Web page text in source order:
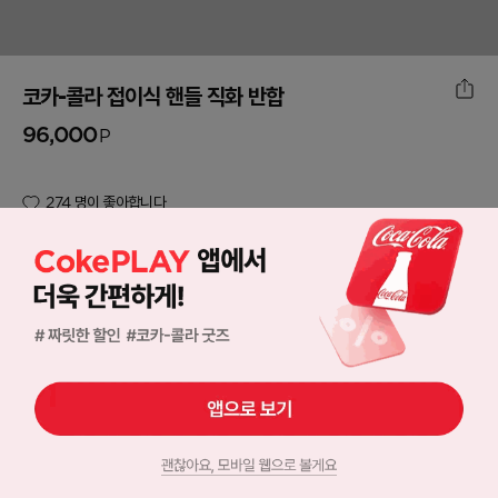
코카-콜라 접이식 핸들 직화 반합
96,000 P
274명이 좋아합니다
로그인하고 포인트샵 아이템을 GET 해보세요!
상품 설명
재입고 알림신청